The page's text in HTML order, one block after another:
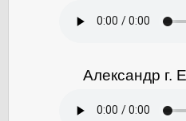
Александр г.